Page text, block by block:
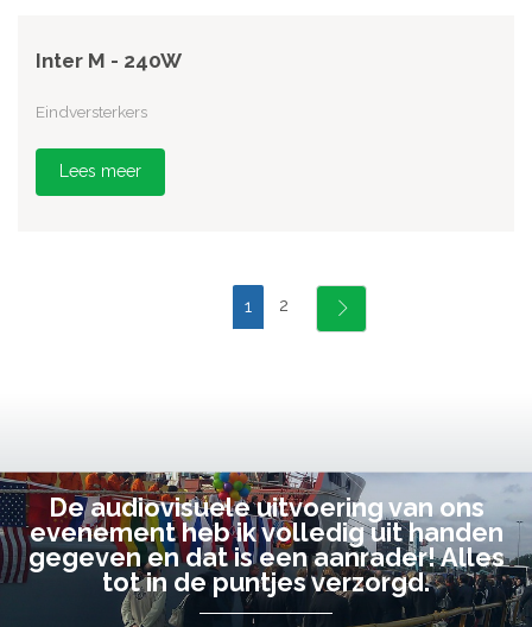
Inter M - 240W
Eindversterkers
Lees meer
1 2
De audiovisuele uitvoering van ons
evenement heb ik volledig uit handen
gegeven en dat is een aanrader! Alles
tot in de puntjes verzorgd.